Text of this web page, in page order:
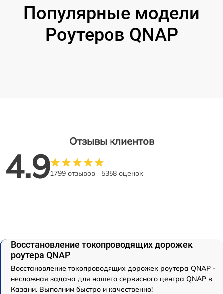
Популярные модели
Роутеров QNAP
Отзывы клиентов
4.91799 отзывов 5358 оценок
Восстановление токопроводящих дорожек
роутера QNAP
Восстановление токопроводящих дорожек роутера QNAP -
несложная задача для нашего сервисного центра QNAP в
Казани. Выполним быстро и качественно!